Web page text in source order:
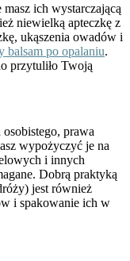
ich wystarczającą
niewielką apteczkę z
ukąszenia owadów i
balsam po opalaniu.
przytuliło Twoją
prawa
wypożyczyć je na
i innych
Dobrą praktyką
jest również
i spakowanie ich w